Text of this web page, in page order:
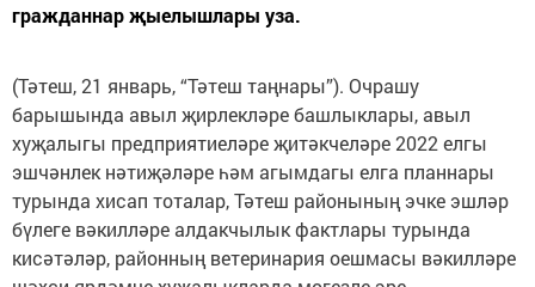
гражданнар җыелышлары уза.
(Тәтеш, 21 январь, “Тәтеш таңнары”). Очрашу
барышында авыл җирлекләре башлыклары, авыл
хуҗалыгы предприятиеләре җитәкчеләре 2022 елгы
эшчәнлек нәтиҗәләре һәм агымдагы елга планнары
турында хисап тоталар, Тәтеш районының эчке эшләр
бүлеге вәкилләре алдакчылык фактлары турында
кисәтәләр, районның ветеринария оешмасы вәкилләре